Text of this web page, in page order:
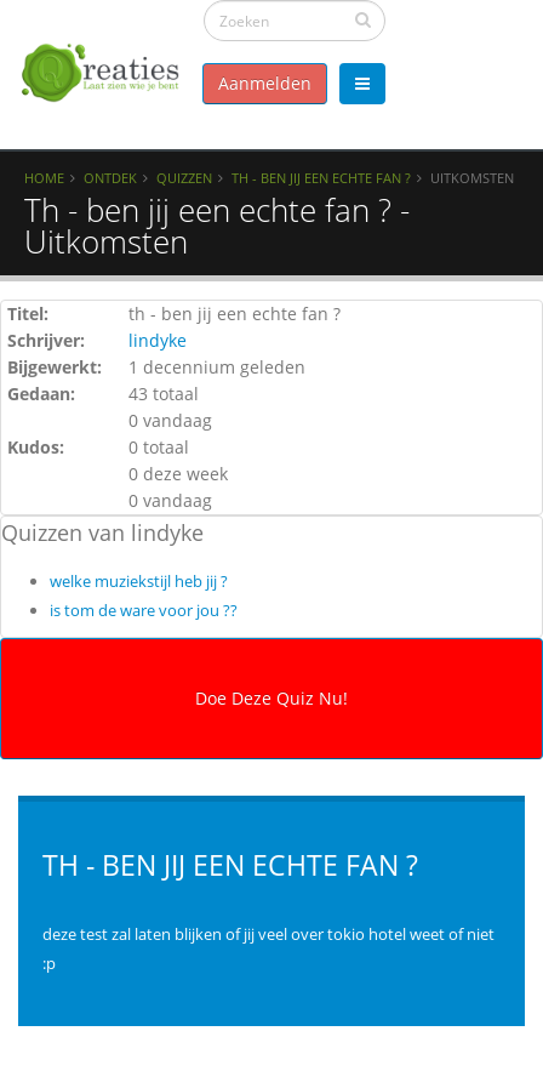
Aanmelden
HOME ONTDEK QUIZZEN TH - BEN JIJ EEN ECHTE FAN ? UITKOMSTEN
Th - ben jij een echte fan ? -
Uitkomsten
Titel:
th - ben jij een echte fan ?
Schrijver:
lindyke
Bijgewerkt:
1 decennium geleden
Gedaan:
43 totaal
0 vandaag
Kudos:
0 totaal
0 deze week
0 vandaag
Quizzen van lindyke
welke muziekstijl heb jij ?
is tom de ware voor jou ??
TH - BEN JIJ EEN ECHTE FAN ?
deze test zal laten blijken of jij veel over tokio hotel weet of niet
:p